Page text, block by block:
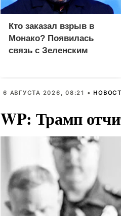
Кто заказал взрыв в
Монако? Появилась
связь с Зеленским
6 АВГУСТА 2026, 08:21 •
WP: Трамп